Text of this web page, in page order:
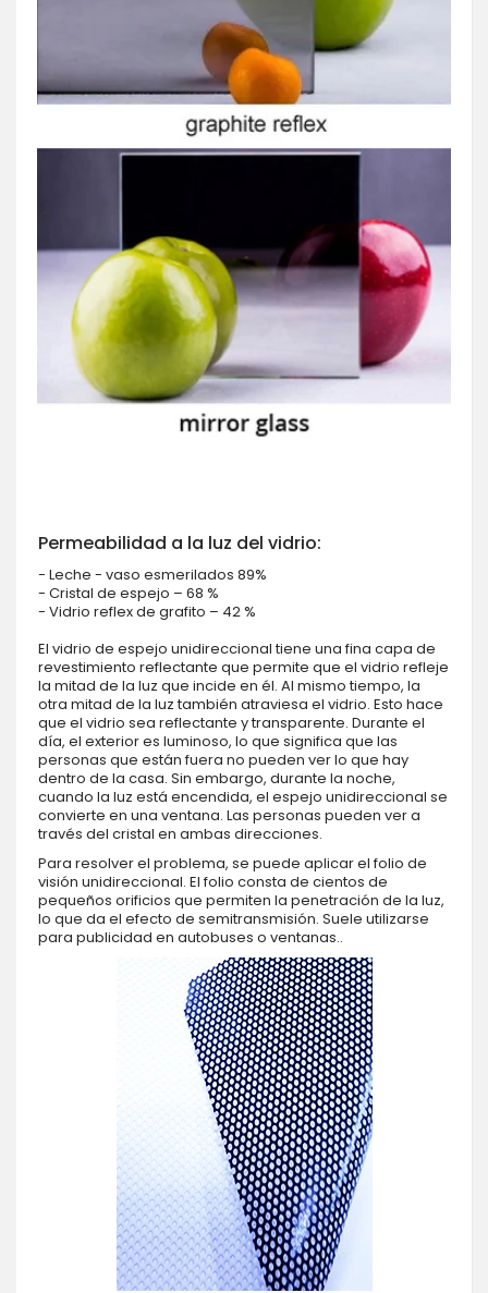
Permeabilidad a la luz del vidrio:
- Leche - vaso esmerilados 89%
- Cristal de espejo – 68 %
- Vidrio reflex de grafito – 42 %
El vidrio de espejo unidireccional tiene una fina capa de
revestimiento reflectante que permite que el vidrio refleje
la mitad de la luz que incide en él. Al mismo tiempo, la
otra mitad de la luz también atraviesa el vidrio. Esto hace
que el vidrio sea reflectante y transparente. Durante el
día, el exterior es luminoso, lo que significa que las
personas que están fuera no pueden ver lo que hay
dentro de la casa. Sin embargo, durante la noche,
cuando la luz está encendida, el espejo unidireccional se
convierte en una ventana. Las personas pueden ver a
través del cristal en ambas direcciones.
Para resolver el problema, se puede aplicar el folio de
visión unidireccional. El folio consta de cientos de
pequeños orificios que permiten la penetración de la luz,
lo que da el efecto de semitransmisión. Suele utilizarse
para publicidad en autobuses o ventanas..